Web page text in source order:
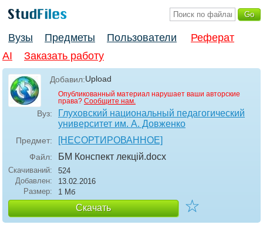
Вузы Предметы Пользователи
Реферат
AI
Заказать работу
Добавил:Upload
Опубликованный материал нарушает ваши авторские
права? Сообщите нам.
Вуз:
Глуховский национальный педагогический
университет им. А. Довженко
Предмет: [НЕСОРТИРОВАННОЕ]
Файл: БМ Конспект лекцій.docx
Скачиваний:
524
Добавлен:
13.02.2016
Размер:
1 Мб
Скачать ☆